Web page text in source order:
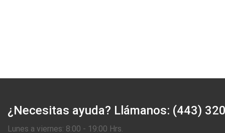
¿Necesitas ayuda? Llámanos: (443)
Lunes a viernes: 8:00 - 19:00 Hrs.